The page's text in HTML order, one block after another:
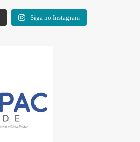
Siga no Instagram